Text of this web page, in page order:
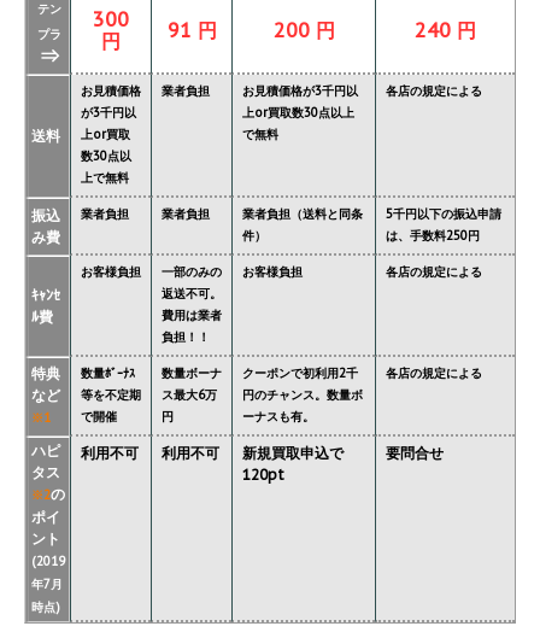
テン
プラ
⇒
300
円
91 円 200 円 240 円
送料
お見積価格
が3千円以
上or買取
数30点以
上で無料
業者負担
お見積価格が3千円以
上or買取数30点以上
で無料
各店の規定による
振込
み費
業者負担 業者負担
業者負担（送料と同条
件）
5千円以下の振込申請
は、手数料250円
ｷｬﾝｾ
ﾙ費
お客様負担
一部のみの
返送不可。
費用は業者
負担！！
お客様負担 各店の規定による
特典
など
※1
数量ﾎﾞｰﾅｽ
等を不定期
で開催
数量ボーナ
ス最大6万
円
クーポンで初利用2千
円のチャンス。数量ボ
ーナスも有。
各店の規定による
ハピ
タス
※2の
ポイ
ント
(2019
年7月
時点)
利用不可 利用不可
新規買取申込で
120pt
要問合せ